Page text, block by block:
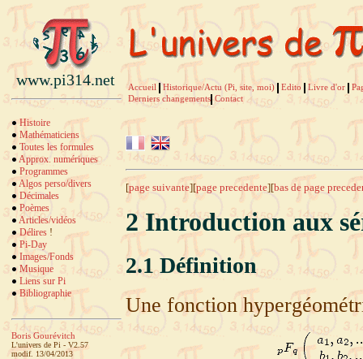
www.pi314.net
Histoire
Mathématiciens
Toutes les formules
Approx. numériques
Programmes
Algos perso/divers
Décimales
Poèmes
Articles/vidéos
Délires !
Pi-Day
Images/Fonds
Musique
Liens sur Pi
Bibliographie
Boris Gourévitch
L'univers de Pi - V2.57
modif. 13/04/2013
Accueil Historique/Actu (Pi, site, moi) Edito Livre d'or
Derniers changements Contact
[page suivante][page precedente][bas de page
2Introduction aux
2.1Définition
Une fonction